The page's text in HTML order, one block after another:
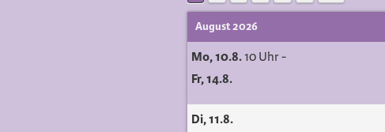
August 2026
Mo, 10.8.10 Uhr-
Fr, 14.8.
Di, 11.8.